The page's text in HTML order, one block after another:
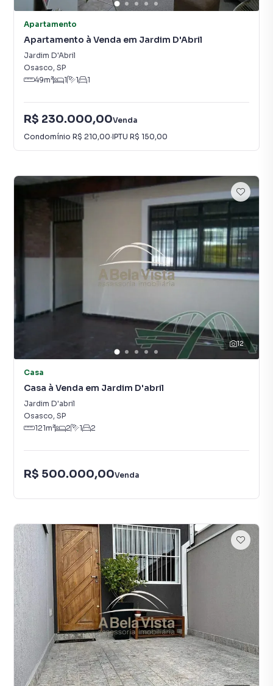
Apartamento
Apartamento à Venda em Jardim D'Abril
Jardim D'Abril
Osasco, SP
49m² 1 1 1
R$ 230.000,00Venda
Condomínio R$ 210,00·IPTU R$ 150,00
12
Casa
Casa à Venda em Jardim D'abril
Jardim D'abril
Osasco, SP
121m² 2 1 2
R$ 500.000,00Venda